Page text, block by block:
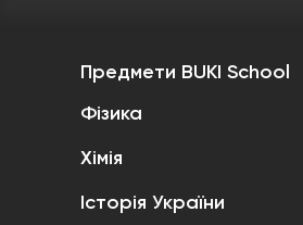
Предмети BUKI School
Фізика
Хімія
Історія України